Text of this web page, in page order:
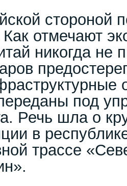
стороной
отмечают
никогда не
под
Речь шла о
в
трассе